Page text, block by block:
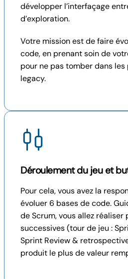
développer l’interfaçage
d’exploration.
Votre mission est de faire
code, en prenant soin de
pour ne pas tomber dans
legacy.
Déroulement du jeu et
Pour cela, vous avez la
évoluer 6 bases de code.
de Scrum, vous allez
successives (tour de jeu :
Sprint Review &
produit le plus de valeur